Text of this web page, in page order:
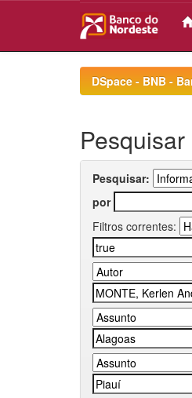
DSpace - BNB -
Pesquisar
Pesquisar:
por
Filtros correntes: